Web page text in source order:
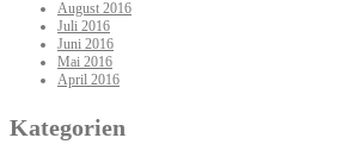
August 2016
Juli 2016
Juni 2016
Mai 2016
April 2016
Kategorien